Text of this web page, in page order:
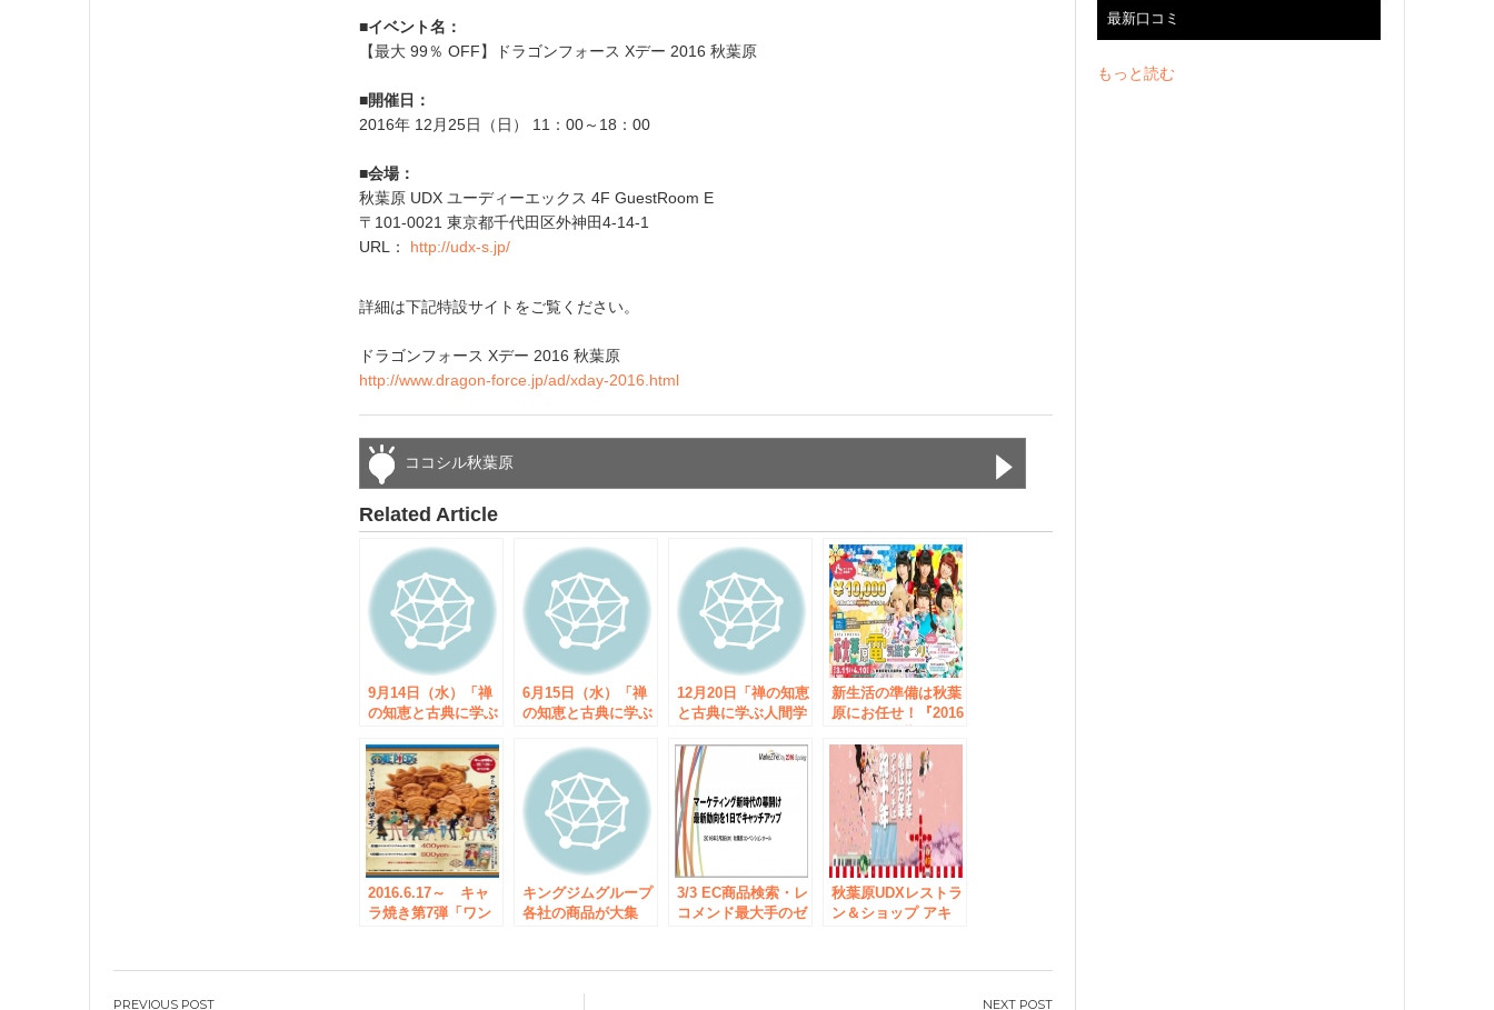
■イベント名：
【最大 99％ OFF】ドラゴンフォース Xデー 2016 秋葉原
■開催日：
2016年 12月25日（日） 11：00～18：00
■会場：
秋葉原 UDX ユーディーエックス 4F GuestRoom E
〒101-0021 東京都千代田区外神田4-14-1
URL： http://udx-s.jp/
詳細は下記特設サイトをご覧ください。
ドラゴンフォース Xデー 2016 秋葉原
http://www.dragon-force.jp/ad/xday-2016.html
ココシル秋葉原
Related Article
9月14日（水）「禅
の知恵と古典に学ぶ
6月15日（水）「禅
の知恵と古典に学ぶ
します。
12月20日「禅の知恵
と古典に学ぶ人間学
す。
新生活の準備は秋葉
原にお任せ！『2016
街まつり』開催！
2016.6.17～ キャ
ラ焼き第7弾「ワン
蔵でお持ち帰り販売
キングジムグループ
各社の商品が大集
3/3 EC商品検索・レ
コメンド最大手のゼ
Springにて人工知
秋葉原UDXレストラ
ン＆ショップ アキ
ル グランドオープ
最新口コミ
もっと読む